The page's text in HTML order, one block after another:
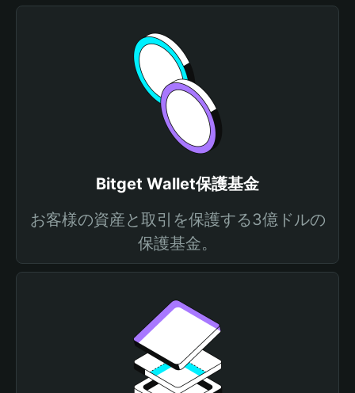
Bitget Wallet保護基金
お客様の資産と取引を保護する3億ドルの
保護基金。